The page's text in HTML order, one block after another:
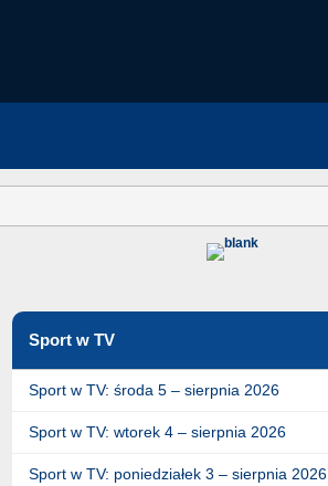
Sport w TV
Sport w TV: środa 5 – sierpnia 2026
Sport w TV: wtorek 4 – sierpnia 2026
Sport w TV: poniedziałek 3 – sierpnia 2026